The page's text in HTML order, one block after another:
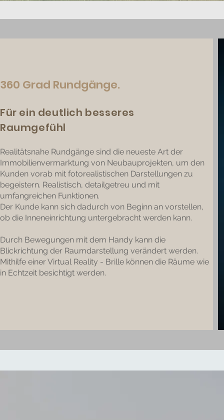
360 Grad Rundgänge.
Für ein deutlich besseres
Raumgefühl
Realitätsnahe Rundgänge sind die neueste Art der
Immobilienvermarktung von Neubauprojekten, um den
Kunden vorab mit fotorealistischen Darstellungen zu
begeistern. Realistisch, detailgetreu und mit
umfangreichen Funktionen.
Der Kunde kann sich dadurch von Beginn an vorstellen,
ob die Inneneinrichtung untergebracht werden kann.
Durch Bewegungen mit dem Handy kann die
Blickrichtung der Raumdarstellung verändert werden.
Mithilfe einer Virtual Reality - Brille können die Räume wie
in Echtzeit besichtigt werden.